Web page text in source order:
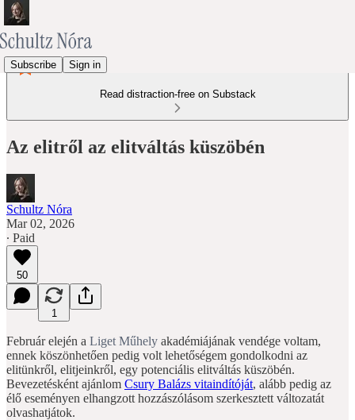
Subscribe Sign in
Read distraction-free on Substack
Az elitről az elitváltás küszöbén
Schultz Nóra
Mar 02, 2026
∙ Paid
50
1
Február elején a Liget Műhely akadémiájának vendége voltam,
ennek köszönhetően pedig volt lehetőségem gondolkodni az
elitünkről, elitjeinkről, egy potenciális elitváltás küszöbén.
Bevezetésként ajánlom Csury Balázs vitaindítóját, alább pedig az
élő eseményen elhangzott hozzászólásom szerkesztett változatát
olvashatjátok.